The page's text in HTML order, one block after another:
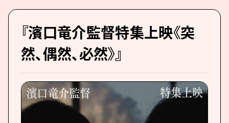
『濱口竜介監督特集上映《突
然、偶然、必然》』